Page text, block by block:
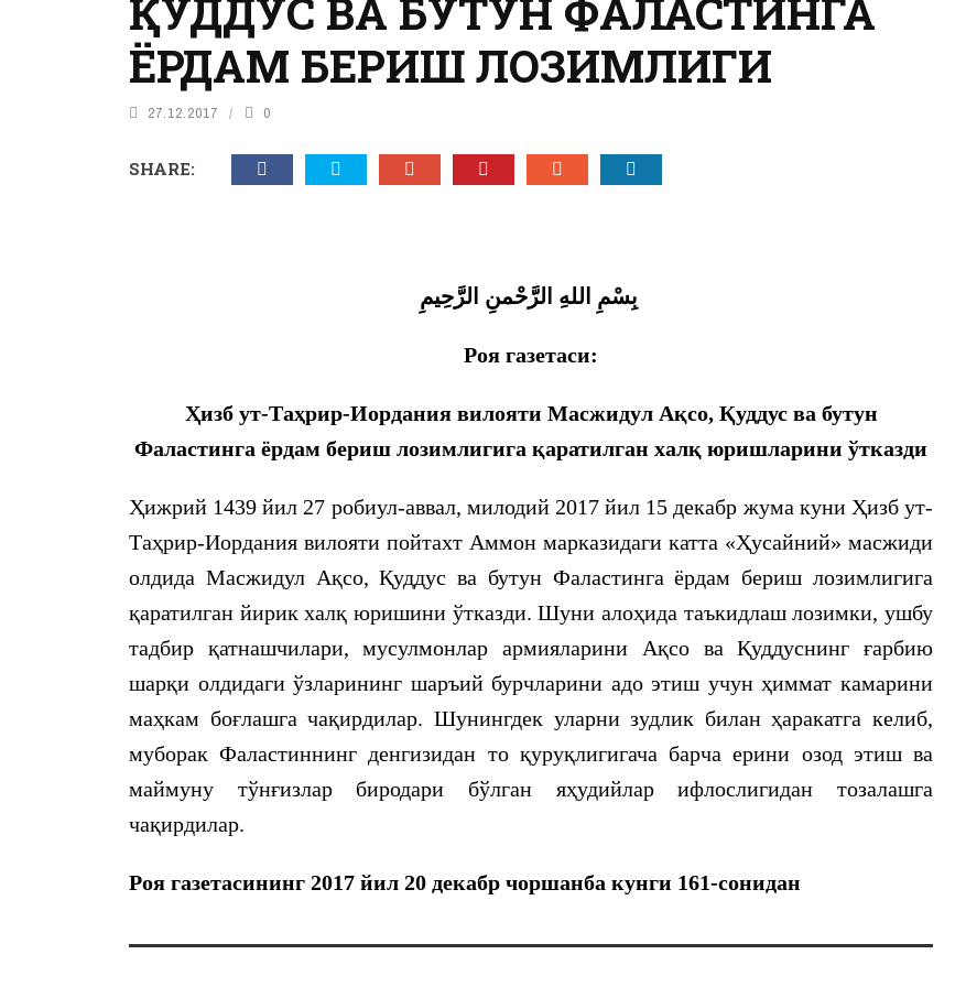
ҚУДДУС ВА БУТУН ФАЛАСТИНГА
ЁРДАМ БЕРИШ ЛОЗИМЛИГИ
27.12.2017 0
SHARE:
بِسْمِ اللهِ الرَّحْمنِ الرَّحِيمِ
Роя газетаси:
Ҳизб ут-Таҳрир-Иордания вилояти Масжидул Ақсо, Қуддус ва бутун
Фаластинга ёрдам бериш лозимлигига қаратилган халқ юришларини ўтказди
Ҳижрий 1439 йил 27 робиул-аввал, милодий 2017 йил 15 декабр жума куни Ҳизб ут-
Таҳрир-Иордания вилояти пойтахт Аммон марказидаги катта «Ҳусайний» масжиди
олдида Масжидул Ақсо, Қуддус ва бутун Фаластинга ёрдам бериш лозимлигига
қаратилган йирик халқ юришини ўтказди. Шуни алоҳида таъкидлаш лозимки, ушбу
тадбир қатнашчилари, мусулмонлар армияларини Ақсо ва Қуддуснинг ғарбию
шарқи олдидаги ўзларининг шаръий бурчларини адо этиш учун ҳиммат камарини
маҳкам боғлашга чақирдилар. Шунингдек уларни зудлик билан ҳаракатга келиб,
муборак Фаластиннинг денгизидан то қуруқлигигача барча ерини озод этиш ва
маймуну тўнғизлар биродари бўлган яҳудийлар ифлослигидан тозалашга
чақирдилар.
Роя газетасининг 2017 йил 20 декабр чоршанба кунги 161-сонидан